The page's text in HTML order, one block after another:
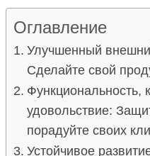
Оглавление
Улучшенный
Сделайте свой
Функциональность,
удовольствие:
порадуйте своих
Устойчивое